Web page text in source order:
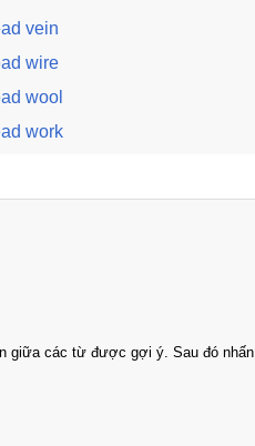
vein
wire
wool
work
giữa các từ được gợi ý. Sau đó nhấn